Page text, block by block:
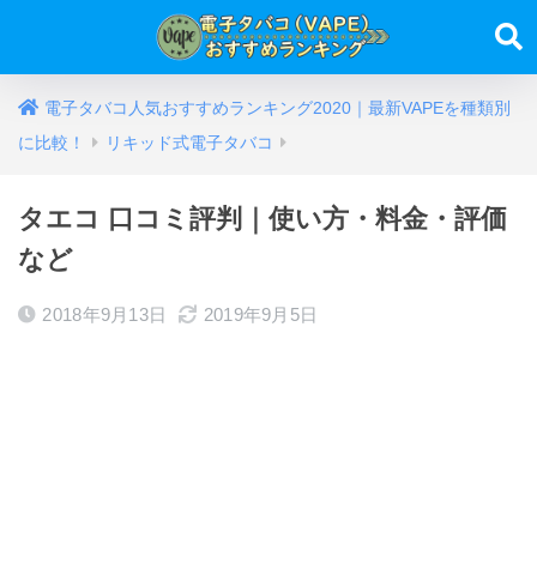
電子タバコ人気おすすめランキング2020｜最新VAPEを種類別
に比較！
リキッド式電子タバコ
タエコ 口コミ評判｜使い方・料金・評価
など
2018年9月13日 2019年9月5日